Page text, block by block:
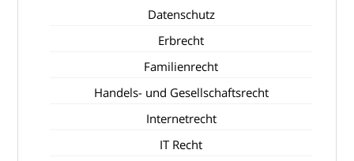
Datenschutz
Erbrecht
Familienrecht
Handels- und Gesellschaftsrecht
Internetrecht
IT Recht